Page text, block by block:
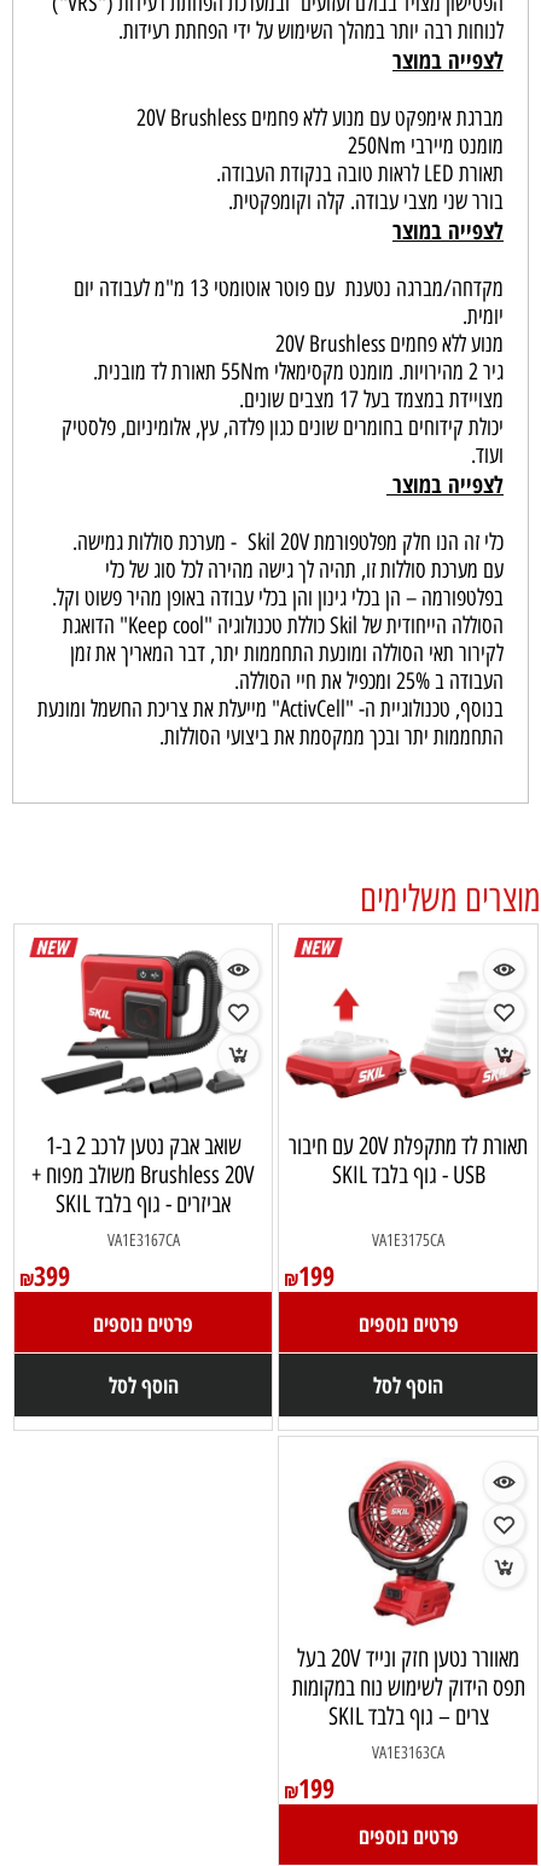
לנוחות רבה יותר במהלך השימוש על ידי הפחתת רעידות.
לצפייה במוצר
מברגת אימפקט עם מנוע ללא פחמים 20V Brushless
מומנט מיירבי 250Nm
תאורת LED לראות טובה בנקודת העבודה.
בורר שני מצבי עבודה. קלה וקומפקטית.
לצפייה במוצר
מקדחה/מברגה נטענת עם פוטר אוטומטי 13 מ"מ לעבודה יום
יומית.
מנוע ללא פחמים 20V Brushless
גיר 2 מהירויות. מומנט מקסימאלי 55Nm תאורת לד מובנית.
מצויידת במצמד בעל 17 מצבים שונים.
יכולת קידוחים בחומרים שונים כגון פלדה, עץ, אלומיניום, פלסטיק
ועוד.
לצפייה במוצר
כלי זה הנו חלק מפלטפורמת Skil 20V - מערכת סוללות גמישה.
עם מערכת סוללות זו, תהיה לך גישה מהירה לכל סוג של כלי
בפלטפורמה – הן בכלי גינון והן בכלי עבודה באופן מהיר פשוט וקל.
הסוללה הייחודית של Skil כוללת טכנולוגיה "Keep cool" הדואגת
לקירור תאי הסוללה ומונעת התחממות יתר, דבר המאריך את זמן
העבודה ב 25% ומכפיל את חיי הסוללה.
בנוסף, טכנולוגיית ה- "ActivCell" מייעלת את צריכת החשמל ומונעת
התחממות יתר ובכך ממקסמת את ביצועי הסוללות.
מוצרים משלימים
תאורת לד מתקפלת 20V עם חיבור
USB - גוף בלבד SKIL
VA1E3175CA
₪199
פרטים נוספים
הוסף לסל
שואב אבק נטען לרכב 2 ב-1
Brushless 20V משולב מפוח +
אביזרים - גוף בלבד SKIL
VA1E3167CA
₪399
פרטים נוספים
הוסף לסל
מאוורר נטען חזק ונייד 20V בעל
תפס הידוק לשימוש נוח במקומות
צרים – גוף בלבד SKIL
VA1E3163CA
₪199
פרטים נוספים